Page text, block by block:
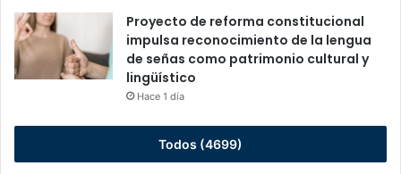
Proyecto de reforma constitucional
impulsa reconocimiento de la lengua
de señas como patrimonio cultural y
lingüístico
Hace 1 día
Todos (4699)